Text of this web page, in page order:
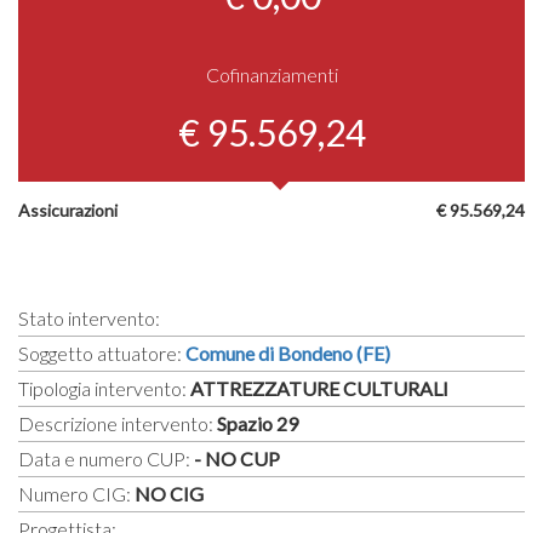
Cofinanziamenti
€ 95.569,24
€ 95.569,24
Assicurazioni
Stato intervento:
Soggetto attuatore: Comune di Bondeno (FE)
Tipologia intervento: ATTREZZATURE CULTURALI
Descrizione intervento: Spazio 29
Data e numero CUP: - NO CUP
Numero CIG: NO CIG